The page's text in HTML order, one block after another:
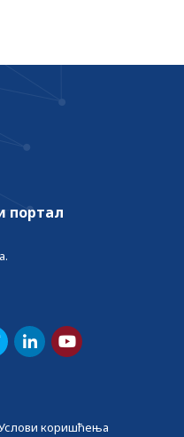
портал
коришћења